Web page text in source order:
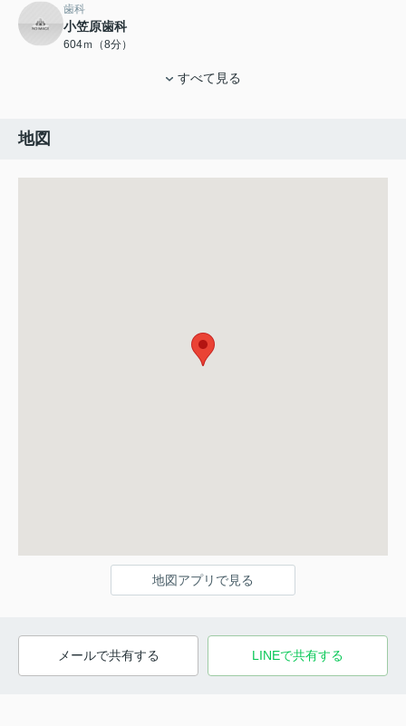
歯科
小笠原歯科
604ｍ（8分）
すべて見る
地図
地図アプリで見る
メールで共有する LINEで共有する